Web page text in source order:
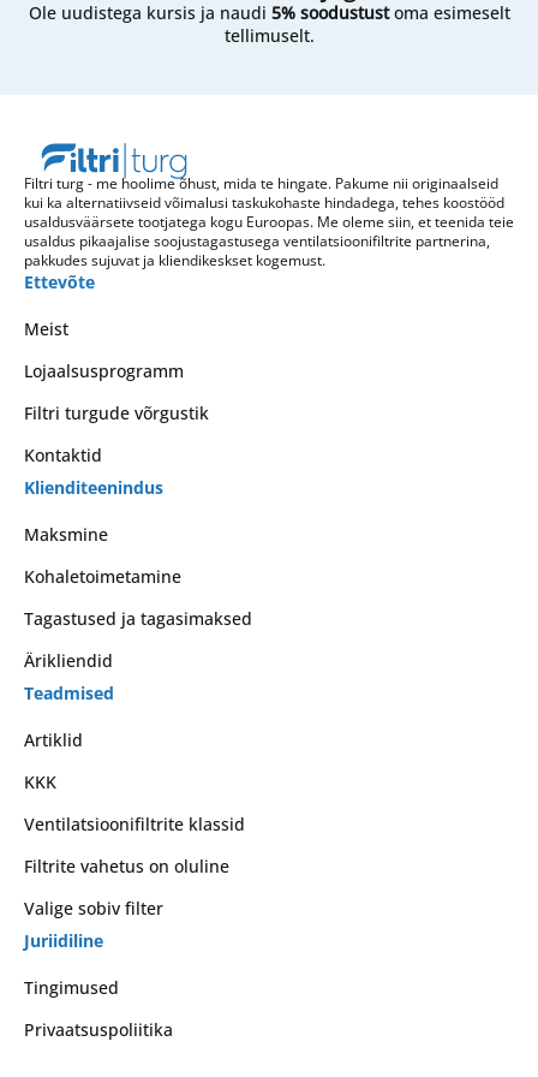
Ole uudistega kursis ja naudi 5% soodustustoma esimeselt
tellimuselt.
Filtri turg - me hoolime õhust, mida te hingate. Pakume nii originaalseid
kui ka alternatiivseid võimalusi taskukohaste hindadega, tehes koostööd
usaldusväärsete tootjatega kogu Euroopas. Me oleme siin, et teenida teie
usaldus pikaajalise soojustagastusega ventilatsioonifiltrite partnerina,
pakkudes sujuvat ja kliendikeskset kogemust.
Ettevõte
Meist
Lojaalsusprogramm
Filtri turgude võrgustik
Kontaktid
Klienditeenindus
Maksmine
Kohaletoimetamine
Tagastused ja tagasimaksed
Ärikliendid
Teadmised
Artiklid
KKK
Ventilatsioonifiltrite klassid
Filtrite vahetus on oluline
Valige sobiv filter
Juriidiline
Tingimused
Privaatsuspoliitika